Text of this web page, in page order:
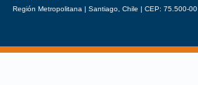
Región Metropolitana | Santiago, Chile | CEP: 75.500-00